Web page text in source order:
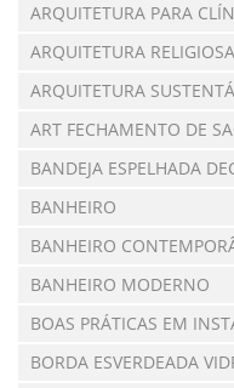
ARQUITETURA PARA
ARQUITETURA RELIGIOSA
ARQUITETURA
ART FECHAMENTO DE
BANDEJA ESPELHADA
BANHEIRO
BANHEIRO
BANHEIRO MODERNO
BOAS PRÁTICAS EM
BORDA ESVERDEADA